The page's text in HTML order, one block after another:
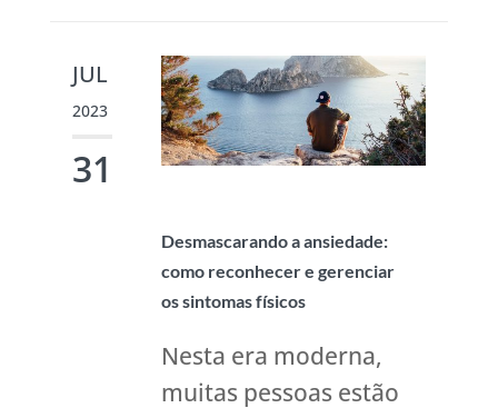
JUL
2023
31
Desmascarando a ansiedade:
como reconhecer e gerenciar
os sintomas físicos
Nesta era moderna,
muitas pessoas estão